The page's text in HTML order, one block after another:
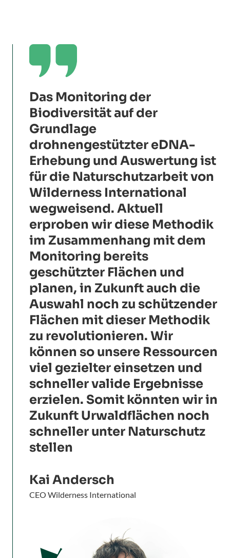

Das Monitoring der
Biodiversität auf der
Grundlage
drohnengestützter eDNA-
Erhebung und Auswertung ist
für die Naturschutzarbeit von
Wilderness International
wegweisend. Aktuell
erproben wir diese Methodik
im Zusammenhang mit dem
Monitoring bereits
geschützter Flächen und
planen, in Zukunft auch die
Auswahl noch zu schützender
Flächen mit dieser Methodik
zu revolutionieren. Wir
können so unsere Ressourcen
viel gezielter einsetzen und
schneller valide Ergebnisse
erzielen. Somit könnten wir in
Zukunft Urwaldflächen noch
schneller unter Naturschutz
stellen
Kai Andersch
CEO Wilderness International